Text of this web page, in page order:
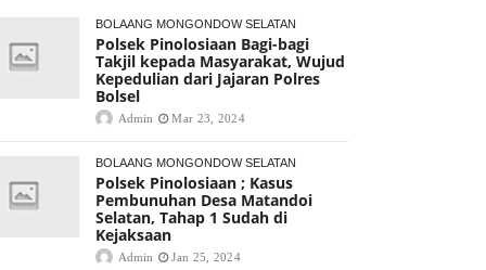
BOLAANG MONGONDOW SELATAN
Polsek Pinolosiaan Bagi-bagi
Takjil kepada Masyarakat, Wujud
Kepedulian dari Jajaran Polres
Bolsel
Admin Mar 23, 2024
BOLAANG MONGONDOW SELATAN
Polsek Pinolosiaan ; Kasus
Pembunuhan Desa Matandoi
Selatan, Tahap 1 Sudah di
Kejaksaan
Admin Jan 25, 2024